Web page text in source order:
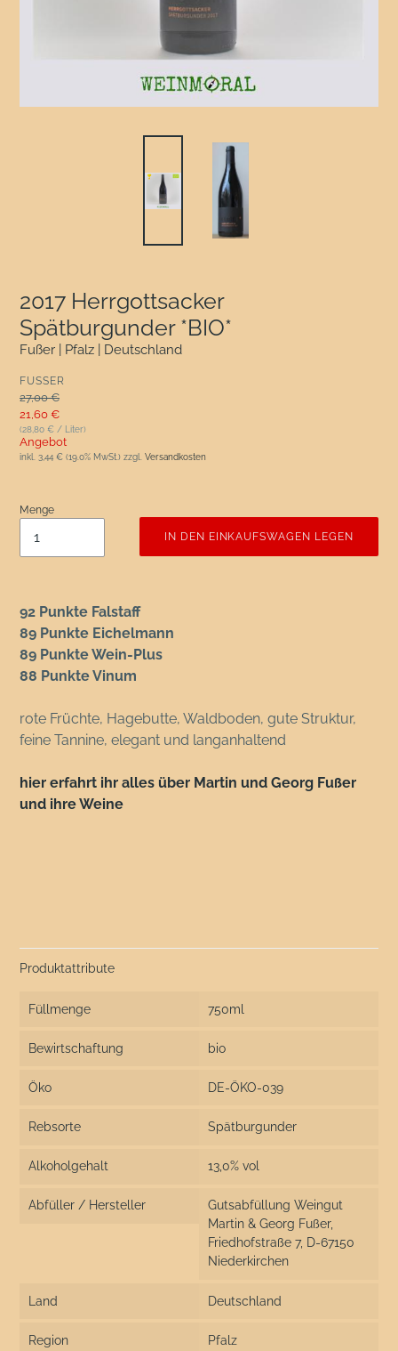
2017 Herrgottsacker
Spätburgunder *BIO*
Fußer | Pfalz | Deutschland
VERKÄUFER
FUSSER
Normaler Preis
27,00 €
Sonderpreis
21,60 €
(28,80 € / Liter)
Angebot
inkl. 3,44 € (19.0% MwSt.) zzgl. Versandkosten
Menge
IN DEN EINKAUFSWAGEN LEGEN
92 Punkte Falstaff
89 Punkte Eichelmann
89 Punkte Wein-Plus
88 Punkte Vinum
rote Früchte, Hagebutte, Waldboden, gute Struktur,
feine Tannine, elegant und langanhaltend
hier erfahrt ihr alles über Martin und Georg Fußer
und ihre Weine
Produktattribute
Füllmenge 750ml
Bewirtschaftung bio
Öko DE-ÖKO-039
Rebsorte Spätburgunder
Alkoholgehalt 13,0% vol
Abfüller / Hersteller
Gutsabfüllung Weingut
Martin & Georg Fußer,
Friedhofstraße 7, D-67150
Niederkirchen
Land Deutschland
Region Pfalz